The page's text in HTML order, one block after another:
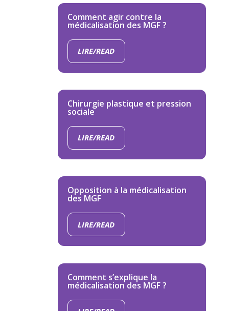
Comment agir contre la
médicalisation des MGF ?
LIRE/READ
Chirurgie plastique et pression
sociale
LIRE/READ
Opposition à la médicalisation
des MGF
LIRE/READ
Comment s’explique la
médicalisation des MGF ?